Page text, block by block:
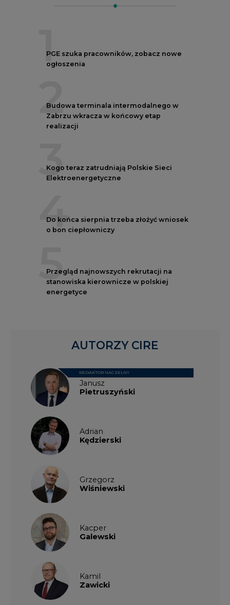
2
Budowa terminala intermodalnego w
3
Kogo teraz zatrudniają Polskie Sieci
4
Do końca sierpnia trzeba złożyć wniosek
5
Przegląd najnowszych rekrutacji na
Janusz
Pietruszyński
Adrian
Kędzierski
Grzegorz
Wiśniewski
Kacper
Kamil
KKG